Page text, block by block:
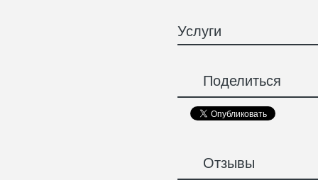
Услуги
Поделиться
Отзывы